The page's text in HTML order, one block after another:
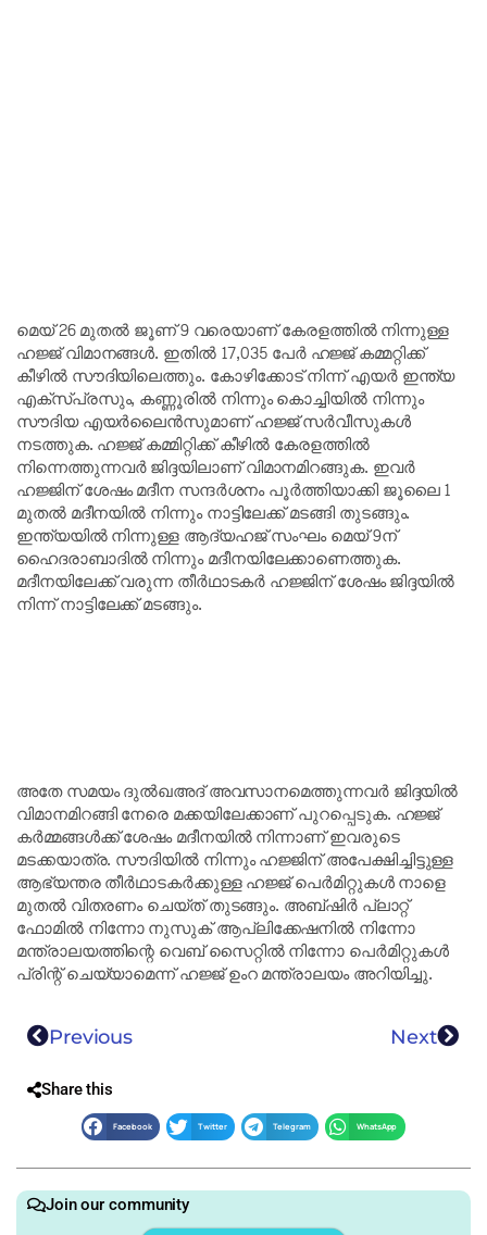
മെയ് 26 മുതൽ ജൂണ് 9 വരെയാണ് കേരളത്തിൽ നിന്നുള്ള
ഹജ്ജ് വിമാനങ്ങൾ. ഇതിൽ 17,035 പേർ ഹജ്ജ് കമ്മറ്റിക്ക്
കീഴിൽ സൗദിയിലെത്തും. കോഴിക്കോട് നിന്ന് എയർ ഇന്ത്യ
എക്‌സ്പ്രസും, കണ്ണൂരിൽ നിന്നും കൊച്ചിയിൽ നിന്നും
സൗദിയ എയർലൈൻസുമാണ് ഹജ്ജ് സർവീസുകൾ
നടത്തുക. ഹജ്ജ് കമ്മിറ്റിക്ക് കീഴിൽ കേരളത്തിൽ
നിന്നെത്തുന്നവർ ജിദ്ദയിലാണ് വിമാനമിറങ്ങുക. ഇവർ
ഹജ്ജിന് ശേഷം മദീന സന്ദർശനം പൂർത്തിയാക്കി ജൂലൈ 1
മുതൽ മദീനയിൽ നിന്നും നാട്ടിലേക്ക് മടങ്ങി തുടങ്ങും.
ഇന്ത്യയിൽ നിന്നുള്ള ആദ്യഹജ് സംഘം മെയ് 9ന്
ഹൈദരാബാദിൽ നിന്നും മദീനയിലേക്കാണെത്തുക.
മദീനയിലേക്ക് വരുന്ന തീർഥാടകർ ഹജ്ജിന് ശേഷം ജിദ്ദയിൽ
നിന്ന് നാട്ടിലേക്ക് മടങ്ങും.
അതേ സമയം ദുൽഖഅദ് അവസാനമെത്തുന്നവർ ജിദ്ദയിൽ
വിമാനമിറങ്ങി നേരെ മക്കയിലേക്കാണ് പുറപ്പെടുക. ഹജ്ജ്
കർമ്മങ്ങൾക്ക് ശേഷം മദീനയിൽ നിന്നാണ് ഇവരുടെ
മടക്കയാത്ര. സൗദിയിൽ നിന്നും ഹജ്ജിന് അപേക്ഷിച്ചിട്ടുള്ള
ആഭ്യന്തര തീർഥാടകർക്കുള്ള ഹജ്ജ് പെർമിറ്റുകൾ നാളെ
മുതൽ വിതരണം ചെയ്ത് തുടങ്ങും. അബ്ഷിർ പ്ലാറ്റ്
ഫോമിൽ നിന്നോ നുസുക് ആപ്ലിക്കേഷനിൽ നിന്നോ
മന്ത്രാലയത്തിന്റെ വെബ് സൈറ്റിൽ നിന്നോ പെർമിറ്റുകൾ
പ്രിന്റ് ചെയ്യാമെന്ന് ഹജ്ജ് ഉംറ മന്ത്രാലയം അറിയിച്ചു.
Previous Next
Share this
Facebook Twitter Telegram WhatsApp
Join our community